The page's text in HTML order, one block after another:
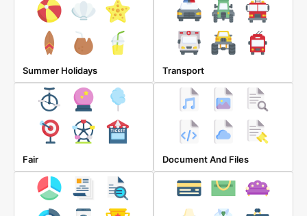
Summer Holidays Transport
Fair Document And Files